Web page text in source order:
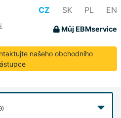
CZ SK PL EN
Můj EBMservice
našeho obchodního